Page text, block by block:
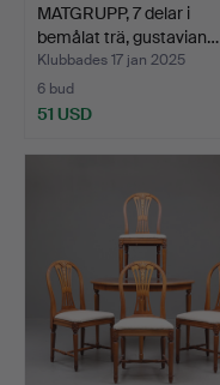
MATGRUPP, 7 delar i
bemålat trä, gustavian…
Klubbades 17 jan 2025
6 bud
51 USD